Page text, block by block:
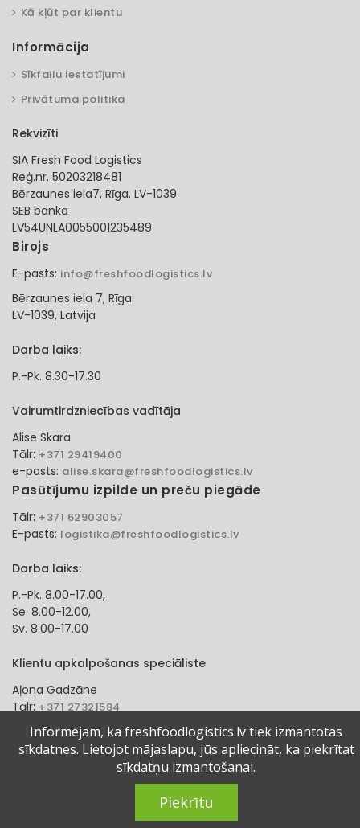
Kā kļūt par klientu
Informācija
Sīkfailu iestatījumi
Privātuma politika
Rekvizīti
SIA Fresh Food Logistics
Reģ.nr. 50203218481
Bērzaunes iela7, Rīga. LV-1039
SEB banka
LV54UNLA0055001235489
Birojs
E-pasts: info@freshfoodlogistics.lv
Bērzaunes iela 7, Rīga
LV-1039, Latvija
Darba laiks:
P.-Pk. 8.30-17.30
Vairumtirdzniecības vadītāja
Alise Skara
Tālr: +371 29419400
e-pasts: alise.skara@freshfoodlogistics.lv
Pasūtījumu izpilde un preču piegāde
Tālr: +371 62903057
E-pasts: logistika@freshfoodlogistics.lv
Darba laiks:
P.-Pk. 8.00-17.00,
Se. 8.00-12.00,
Sv. 8.00-17.00
Klientu apkalpošanas speciāliste
Aļona Gadzāne
Tālr:+371 27321584
e-pasts: alona.gadzane@freshfoodlogistics.lv
© 2024 Fresh Food Logistics SIA. Visas tiesības aizsargātas.
Informējam, ka freshfoodlogistics.lv tiek izmantotas
sīkdatnes. Lietojot mājaslapu, jūs apliecināt, ka piekrītat
sīkdatņu izmantošanai.
Piekrītu